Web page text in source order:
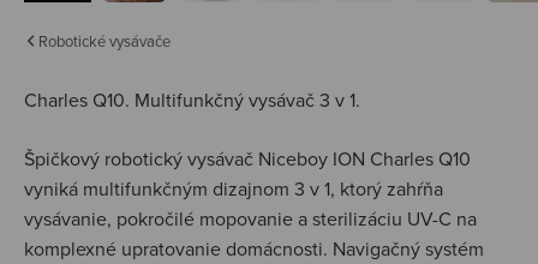
Robotické vysávače
Charles Q10. Multifunkčný vysávač 3 v 1.
Špičkový robotický vysávač Niceboy ION Charles Q10
vyniká multifunkčným dizajnom 3 v 1, ktorý zahŕňa
vysávanie, pokročilé mopovanie a sterilizáciu UV-C na
komplexné upratovanie domácnosti. Navigačný systém